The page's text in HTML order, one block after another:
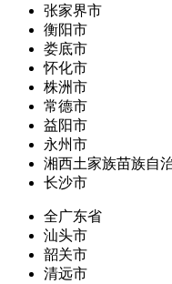
张家界市
衡阳市
娄底市
怀化市
株洲市
常德市
益阳市
永州市
湘西土家族苗族自
长沙市
全广东省
汕头市
韶关市
清远市